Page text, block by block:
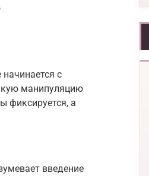
с
манипуляцию
фиксируется, а
введение